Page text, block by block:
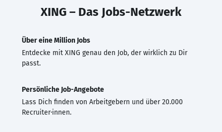
XING – Das Jobs-Netzwerk
Über eine Million Jobs
Entdecke mit XING genau den Job, der wirklich zu Dir
passt.
Persönliche Job-Angebote
Lass Dich finden von Arbeitgebern und über 20.000
Recruiter·innen.